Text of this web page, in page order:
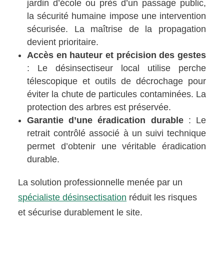
jardin d’école ou près d’un passage public,
la sécurité humaine impose une intervention
sécurisée. La maîtrise de la propagation
devient prioritaire.
Accès en hauteur et précision des gestes
: Le désinsectiseur local utilise perche
télescopique et outils de décrochage pour
éviter la chute de particules contaminées. La
protection des arbres est préservée.
Garantie d’une éradication durable: Le
retrait contrôlé associé à un suivi technique
permet d’obtenir une véritable éradication
durable.
La solution professionnelle menée par un
spécialiste désinsectisation réduit les risques
et sécurise durablement le site.